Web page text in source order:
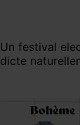
Un festival
dicte